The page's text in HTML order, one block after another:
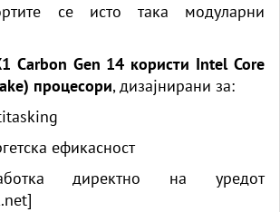
се исто така модуларни
Carbon Gen 14 користи Intel Core
процесори, дизајнирани за:
ефикасност
директно на уредот
]